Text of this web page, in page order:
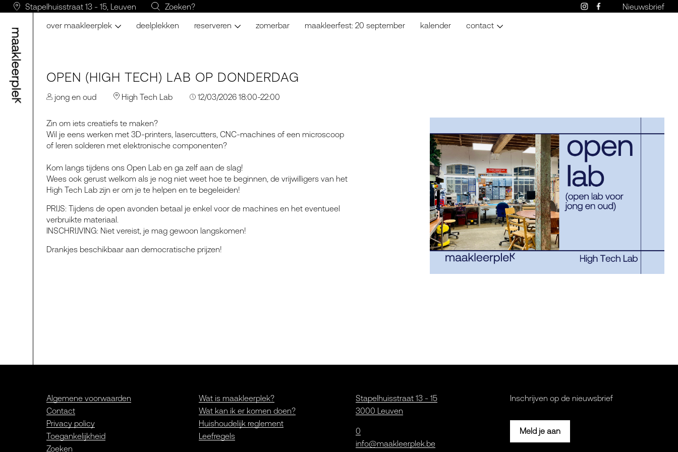
Stapelhuisstraat 13 - 15, Leuven Zoeken? Nieuwsbrief
over maakleerplek deelplekken reserveren zomerbar maakleerfest: 20 september kalender contact
OPEN (HIGH TECH) LAB OP DONDERDAG
jong en oud High Tech Lab 12/03/2026 18:00-22:00
Zin om iets creatiefs te maken?
Wil je eens werken met 3D-printers, lasercutters, CNC-machines of een microscoop
of leren solderen met elektronische componenten?
Kom langs tijdens ons Open Lab en ga zelf aan de slag!
Wees ook gerust welkom als je nog niet weet hoe te beginnen, de vrijwilligers van het
High Tech Lab zijn er om je te helpen en te begeleiden!
PRIJS: Tijdens de open avonden betaal je enkel voor de machines en het eventueel
verbruikte materiaal.
INSCHRIJVING: Niet vereist, je mag gewoon langskomen!
Drankjes beschikbaar aan democratische prijzen!
Algemene voorwaarden
Contact
Privacy policy
Toegankelijkheid
Zoeken
Wat is maakleerplek?
Wat kan ik er komen doen?
Huishoudelijk reglement
Leefregels
Stapelhuisstraat 13 - 15
3000 Leuven
0
info@maakleerplek.be
Inschrijven op de nieuwsbrief
Meld je aan